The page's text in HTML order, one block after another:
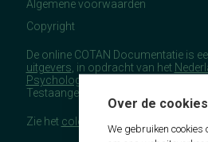
Over de
We gebruiken
Algemene voorwaarden
Copyright
De online COTAN Documentatie is
uitgevers , in opdracht van het
Psychologen
Testaangelegenheden Nederland
Zie het colofon